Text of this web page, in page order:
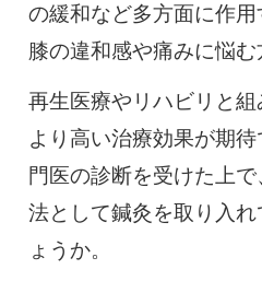
の緩和など多方面に作
膝の違和感や痛みに悩む
再生医療やリハビリと組
より高い治療効果が期
門医の診断を受けた上
法として鍼灸を取り入
ょうか。